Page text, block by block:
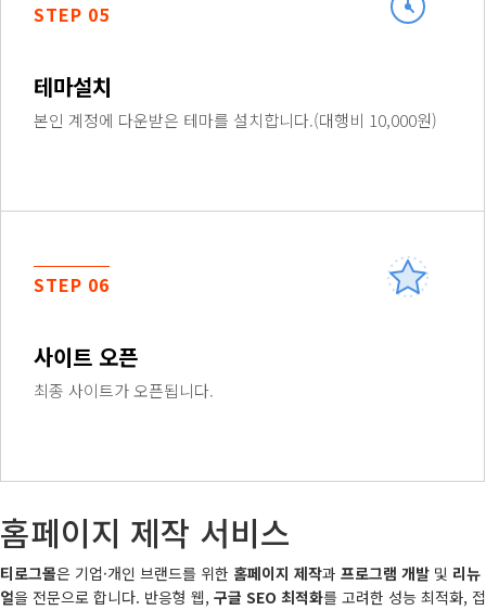
STEP 05
테마설치
본인 계정에 다운받은 테마를 설치합니다.(대행비 10,000원)
STEP 06
사이트 오픈
최종 사이트가 오픈됩니다.
홈페이지 제작 서비스
티로그몰은 기업·개인 브랜드를 위한 홈페이지 제작과 프로그램 개발 및 리뉴
얼을 전문으로 합니다. 반응형 웹, 구글 SEO 최적화를 고려한 성능 최적화, 접